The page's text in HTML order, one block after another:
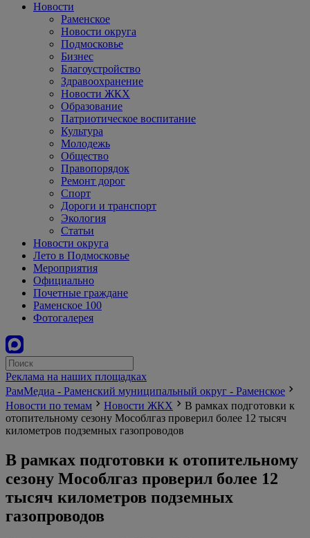
Новости
Раменское
Новости округа
Подмосковье
Бизнес
Благоустройство
Здравоохранение
Новости ЖКХ
Образование
Патриотическое воспитание
Культура
Молодежь
Общество
Правопорядок
Ремонт дорог
Спорт
Дороги и транспорт
Экология
Статьи
Новости округа
Лето в Подмосковье
Мероприятия
Официально
Почетные граждане
Раменское 100
Фотогалерея
Реклама на наших площадках
РамМедиа - Раменский муниципальный округ - Раменское
Новости по темам
Новости ЖКХ
В рамках подготовки к
отопительному сезону Мособлгаз проверил более 12 тысяч
километров подземных газопроводов
В рамках подготовки к отопительному
сезону Мособлгаз проверил более 12
тысяч километров подземных
газопроводов